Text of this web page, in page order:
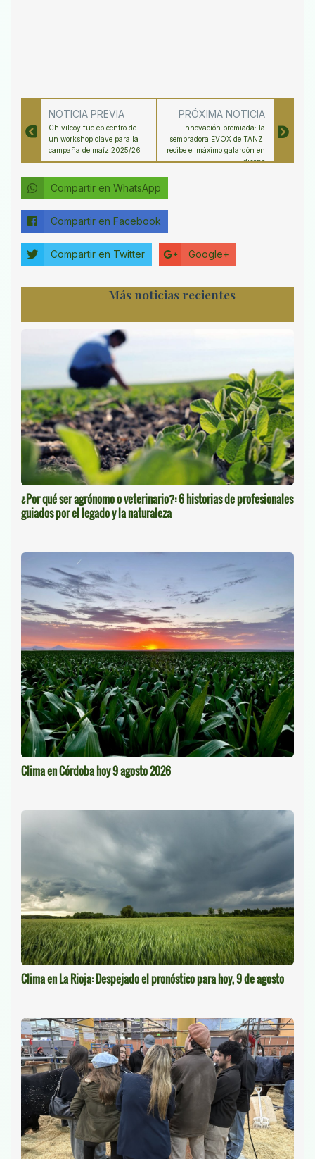
NOTICIA PREVIA
Chivilcoy fue epicentro de
un workshop clave para la
campaña de maíz 2025/26
PRÓXIMA NOTICIA
Innovación premiada: la
sembradora EVOX de TANZI
recibe el máximo galardón en
diseño
Compartir en WhatsApp
Compartir en Facebook
Compartir en Twitter Google+
Más noticias recientes
¿Por qué ser agrónomo o veterinario?: 6 historias de profesionales
guiados por el legado y la naturaleza
Clima en Córdoba hoy 9 agosto 2026
Clima en La Rioja: Despejado el pronóstico para hoy, 9 de agosto